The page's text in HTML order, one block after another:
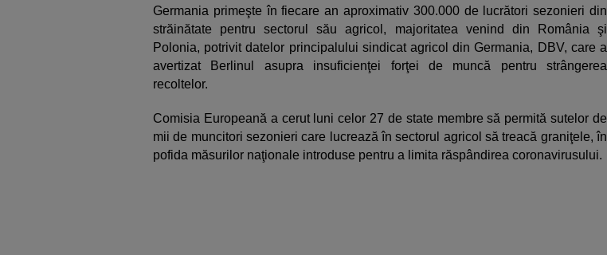
Germania primeşte în fiecare an aproximativ 300.000 de lucrători sezonieri din
străinătate pentru sectorul său agricol, majoritatea venind din România şi
Polonia, potrivit datelor principalului sindicat agricol din Germania, DBV, care a
avertizat Berlinul asupra insuficienţei forţei de muncă pentru strângerea
recoltelor.
Comisia Europeană a cerut luni celor 27 de state membre să permită sutelor de
mii de muncitori sezonieri care lucrează în sectorul agricol să treacă graniţele, în
pofida măsurilor naţionale introduse pentru a limita răspândirea coronavirusului.